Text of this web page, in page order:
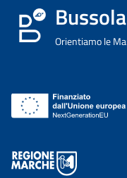
Orientiamo le